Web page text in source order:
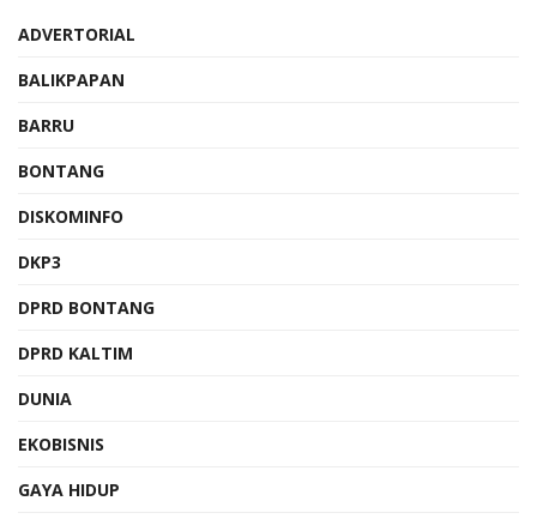
ADVERTORIAL
BALIKPAPAN
BARRU
BONTANG
DISKOMINFO
DKP3
DPRD BONTANG
DPRD KALTIM
DUNIA
EKOBISNIS
GAYA HIDUP